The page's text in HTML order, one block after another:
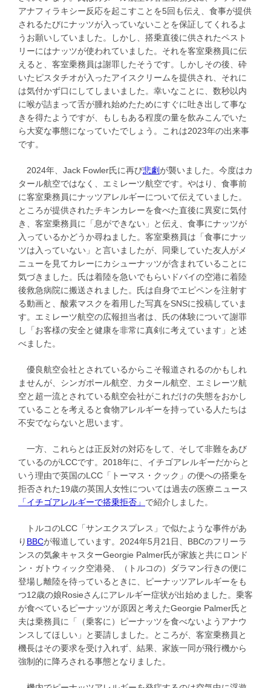
アナフィラキシー反応を起こすことを5回も伝え、食事が提供
されるたびにナッツが入っていないことを保証してくれるよ
うお願いしていました。しかし、搭乗直後に供されたペスト
リーにはナッツが使われていました。それを客室乗務員に伝
えると、客室乗務員は謝罪したそうです。しかしその後、砕
いたピスタチオが入ったアイスクリームを提供され、それに
は気付かず口にしてしまいました。幸いなことに、数秒以内
に喉が詰まって舌が腫れ始めたためにすぐに吐き出して事な
きを得たようですが、もしもある程度の量を飲みこんでいた
ら大変な事態になっていたでしょう。これは2023年の出来事
です。
2024年、Jack Fowler氏に再び悲劇が襲いました。今度はカ
タール航空ではなく、エミレーツ航空です。やはり、食事前
に客室乗務員にナッツアレルギーについて伝えていました。
ところが提供されたチキンカレーを食べた直後に異変に気付
き、客室乗務員に「息ができない」と伝え、食事にナッツが
入っているかどうか尋ねました。客室乗務員は「食事にナッ
ツは入っていない」と言いましたが、同乗していた友人がメ
ニューを見てカレーにカシューナッツが含まれていることに
気づきました。氏は着陸を急いでもらいドバイの空港に着陸
後救急病院に搬送されました。氏は自身でエピペンを注射す
る動画と、酸素マスクを着用した写真をSNSに投稿していま
す。エミレーツ航空の広報担当者は、氏の体験について謝罪
し「お客様の安全と健康を非常に真剣に考えています」と述
べました。
優良航空会社とされているからこそ報道されるのかもしれ
ませんが、シンガポール航空、カタール航空、エミレーツ航
空と超一流とされている航空会社がこれだけの失態をおかし
ていることを考えると食物アレルギーを持っている人たちは
不安でならないと思います。
一方、これらとは正反対の対応をして、そして非難をあび
ているのがLCCです。2018年に、イチゴアレルギーだからと
いう理由で英国のLCC「トーマス・クック」の便への搭乗を
拒否された19歳の英国人女性については過去の医療ニュース
「イチゴアレルギーで搭乗拒否」 で紹介しました。
トルコのLCC「サンエクスプレス」で似たような事件があ
り BBCが報道しています。2024年5月21日、BBCのフリーラ
ンスの気象キャスターGeorgie Palmer氏が家族と共にロンド
ン・ガトウィック空港発、（トルコの）ダラマン行きの便に
登場し離陸を待っているときに、ピーナッツアレルギーをも
つ12歳の娘Rosieさんにアレルギー症状が出始めました。乗客
が食べているピーナッツが原因と考えたGeorgie Palmer氏と
夫は乗務員に「（乗客に）ピーナッツを食べないようアナウ
ンスしてほしい」と要請しました。ところが、客室乗務員と
機長はその要求を受け入れず、結果、家族一同が飛行機から
強制的に降ろされる事態となりました。